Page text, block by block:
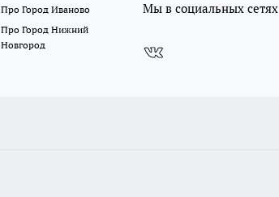
Про Город Иваново
Про Город Нижний
Новгород
Мы в социальных сетях